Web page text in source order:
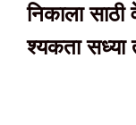
निकाला
श्यकता सध्या